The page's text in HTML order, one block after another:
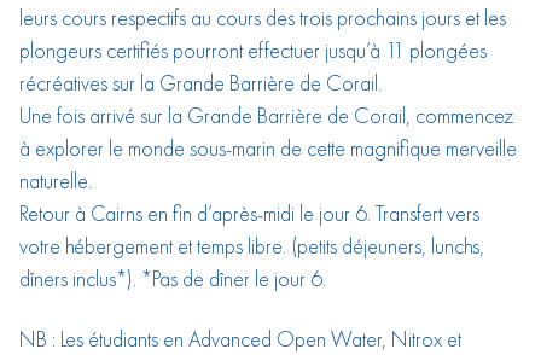
leurs cours respectifs au cours des trois prochains jours et les
plongeurs certifiés pourront effectuer jusqu’à 11 plongées
récréatives sur la Grande Barrière de Corail.
Une fois arrivé sur la Grande Barrière de Corail, commencez
à explorer le monde sous-marin de cette magnifique merveille
naturelle.
Retour à Cairns en fin d’après-midi le jour 6. Transfert vers
votre hébergement et temps libre. (petits déjeuners, lunchs,
dîners inclus*). *Pas de dîner le jour 6.
NB : Les étudiants en Advanced Open Water, Nitrox et